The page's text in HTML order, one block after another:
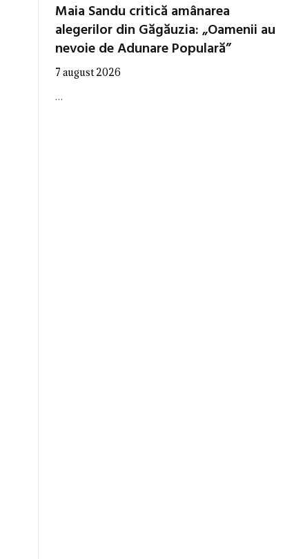
Maia Sandu critică amânarea
alegerilor din Găgăuzia: „Oamenii au
nevoie de Adunare Populară”
7 august 2026
…